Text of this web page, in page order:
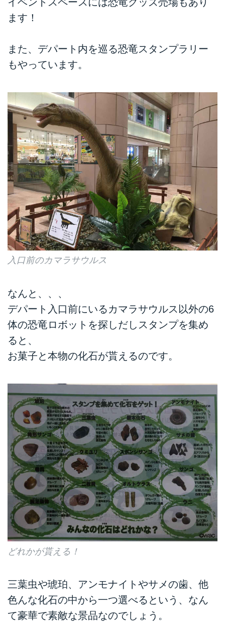
ます！
また、デパート内を巡る恐竜スタンプラリー
もやっています。
入口前のカマラサウルス
なんと、、、
デパート入口前にいるカマラサウルス以外の6
体の恐竜ロボットを探しだしスタンプを集め
ると、
お菓子と本物の化石が貰えるのです。
どれかが貰える！
三葉虫や琥珀、アンモナイトやサメの歯、他
色んな化石の中から一つ選べるという、なん
て豪華で素敵な景品なのでしょう。